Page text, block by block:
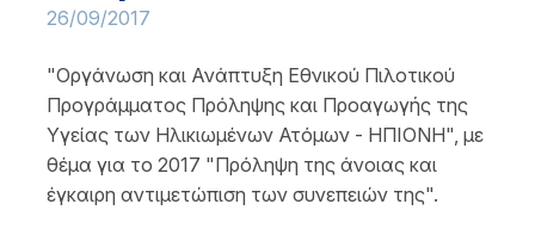
26/09/2017
"Οργάνωση και Ανάπτυξη Εθνικού Πιλοτικού
Προγράμματος Πρόληψης και Προαγωγής της
Υγείας των Ηλικιωμένων Ατόμων - ΗΠΙΟΝΗ", με
θέμα για το 2017 "Πρόληψη της άνοιας και
έγκαιρη αντιμετώπιση των συνεπειών της".